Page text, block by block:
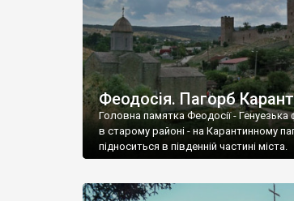
Феодосія. Пагорб
Головна памятка Феодосії -
в старому районі - на Карантинному
підноситься в південній частині міста.